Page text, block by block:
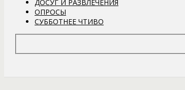
ДОСУГ И РАЗВЛЕЧЕНИЯ
ОПРОСЫ
СУББОТНЕЕ ЧТИВО